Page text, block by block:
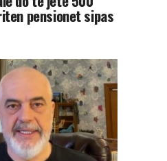
pensionet sipas